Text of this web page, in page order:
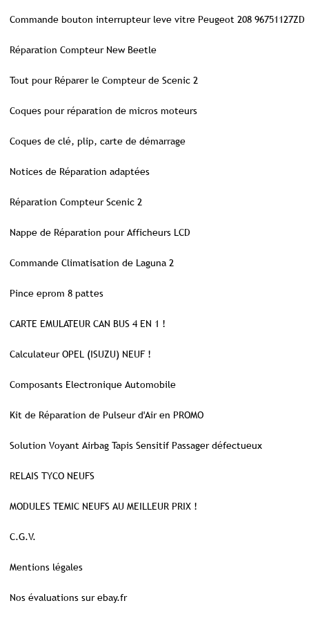
Commande bouton interrupteur leve vitre Peugeot 208 96751127ZD
Réparation Compteur New Beetle
Tout pour Réparer le Compteur de Scenic 2
Coques pour réparation de micros moteurs
Coques de clé, plip, carte de démarrage
Notices de Réparation adaptées
Réparation Compteur Scenic 2
Nappe de Réparation pour Afficheurs LCD
Commande Climatisation de Laguna 2
Pince eprom 8 pattes
CARTE EMULATEUR CAN BUS 4 EN 1 !
Calculateur OPEL (ISUZU) NEUF !
Composants Electronique Automobile
Kit de Réparation de Pulseur d'Air en PROMO
Solution Voyant Airbag Tapis Sensitif Passager défectueux
RELAIS TYCO NEUFS
MODULES TEMIC NEUFS AU MEILLEUR PRIX !
C.G.V.
Mentions légales
Nos évaluations sur ebay.fr